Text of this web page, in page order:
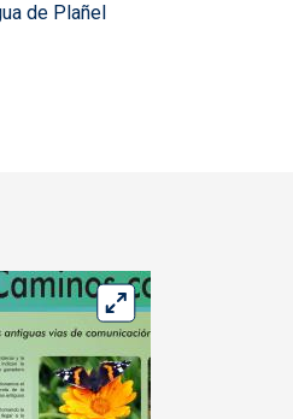
de Plañel